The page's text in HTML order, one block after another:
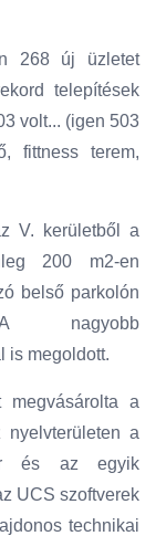
268 új üzletet
telepítések
volt... (igen 503
fittness terem,
V. kerületből a
200 m2-en
belső parkolón
nagyobb
is megoldott.
a
nyelvterületen a
és az egyik
UCS szoftverek
technikai